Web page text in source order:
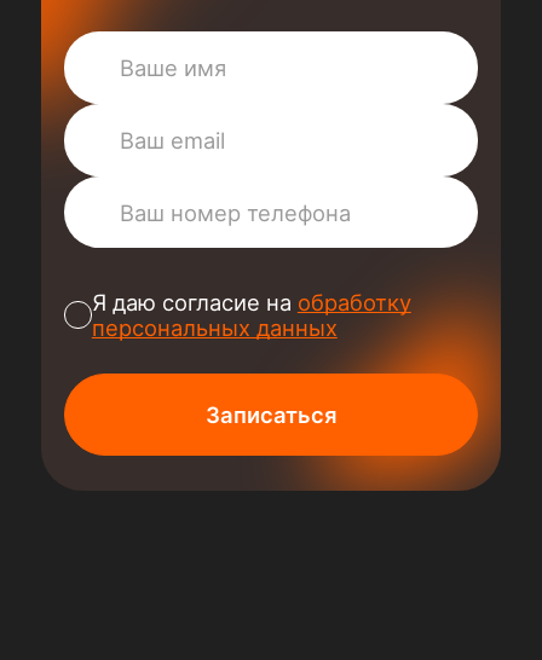
Я даю согласие на обработку
персональных данных
Записаться